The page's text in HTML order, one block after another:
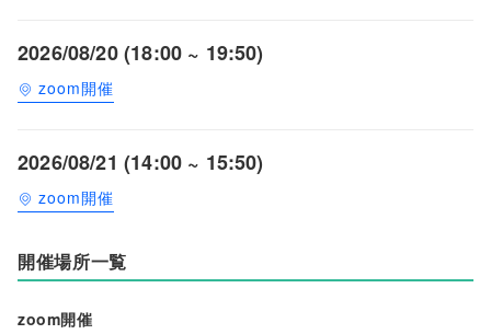
2026/08/20 (18:00 ~ 19:50)
zoom開催
2026/08/21 (14:00 ~ 15:50)
zoom開催
開催場所一覧
zoom開催